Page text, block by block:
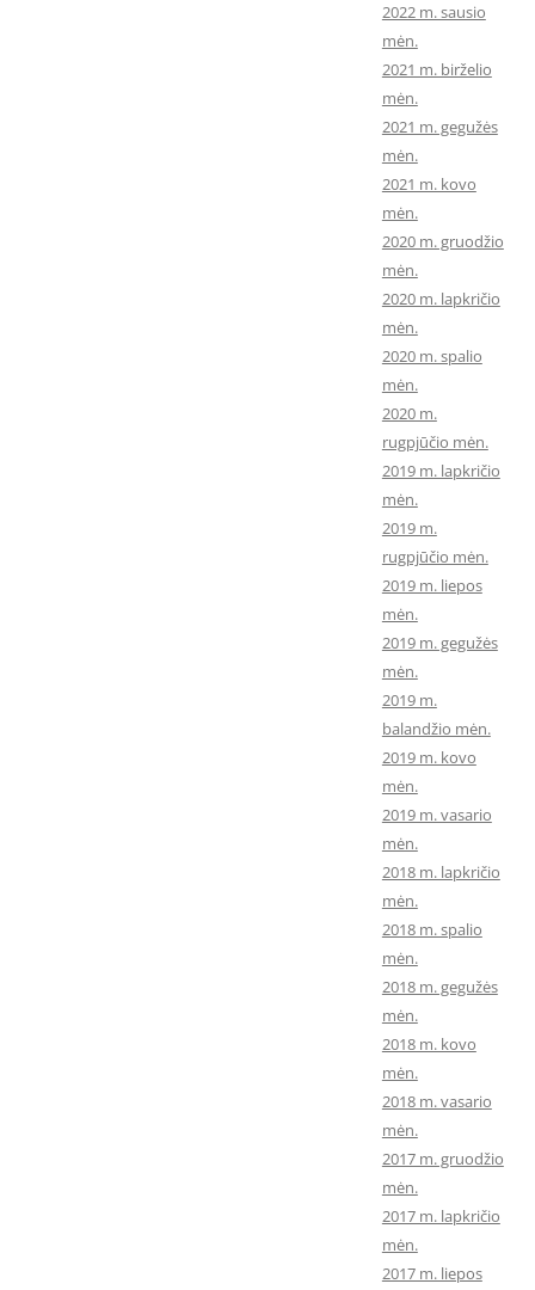
2022 m. sausio
mėn.
2021 m. birželio
mėn.
2021 m. gegužės
mėn.
2021 m. kovo
mėn.
2020 m. gruodžio
mėn.
2020 m. lapkričio
mėn.
2020 m. spalio
mėn.
2020 m.
rugpjūčio mėn.
2019 m. lapkričio
mėn.
2019 m.
rugpjūčio mėn.
2019 m. liepos
mėn.
2019 m. gegužės
mėn.
2019 m.
balandžio mėn.
2019 m. kovo
mėn.
2019 m. vasario
mėn.
2018 m. lapkričio
mėn.
2018 m. spalio
mėn.
2018 m. gegužės
mėn.
2018 m. kovo
mėn.
2018 m. vasario
mėn.
2017 m. gruodžio
mėn.
2017 m. lapkričio
mėn.
2017 m. liepos